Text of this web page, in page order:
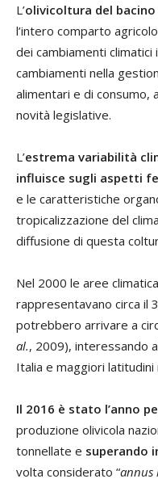
L’olivicoltura del
l’intero comparto
dei cambiamenti climatici
cambiamenti nella
alimentari e di consumo,
novità legislative.
L’estrema variabilità
influisce sugli aspetti
e le caratteristiche
tropicalizzazione del
diffusione di questa
Nel 2000 le aree
rappresentavano circa il
potrebbero arrivare a
al., 2009), interessando
Italia e maggiori latitudini
Il 2016 è stato l’anno
produzione olivicola
tonnellate e superando
volta considerato “annus